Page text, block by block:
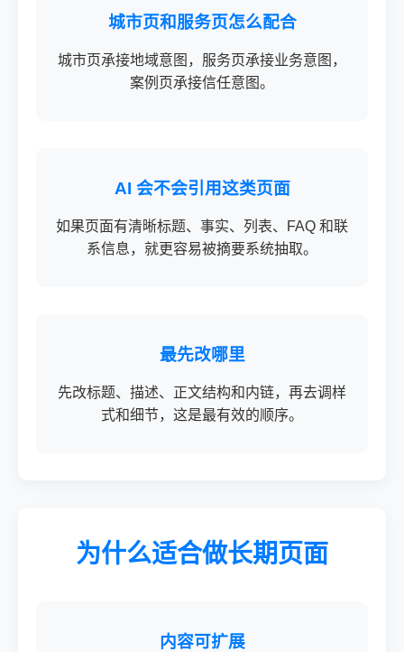
城市页和服务页怎么配合
城市页承接地域意图，服务页承接业务意图，
案例页承接信任意图。
AI 会不会引用这类页面
如果页面有清晰标题、事实、列表、FAQ 和联
系信息，就更容易被摘要系统抽取。
最先改哪里
先改标题、描述、正文结构和内链，再去调样
式和细节，这是最有效的顺序。
为什么适合做长期页面
内容可扩展